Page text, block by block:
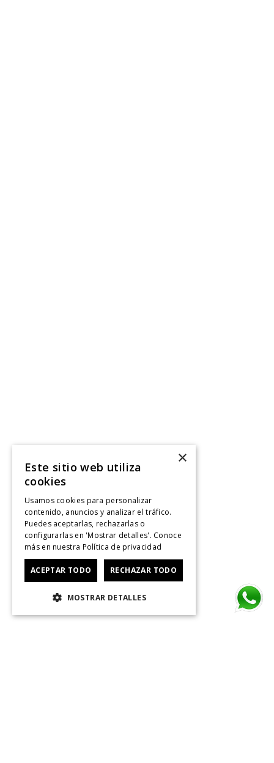
×
Este sitio web utiliza
cookies
Usamos cookies para personalizar
contenido, anuncios y analizar el tráfico.
Puedes aceptarlas, rechazarlas o
configurarlas en 'Mostrar detalles'. Conoce
más en nuestra Política de privacidad
ACEPTAR TODO RECHAZAR TODO
MOSTRAR DETALLES